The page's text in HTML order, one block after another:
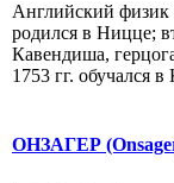
Английский
родился в Ницце;
Кавендиша,
1753 гг. обучался
ОНЗАГЕР